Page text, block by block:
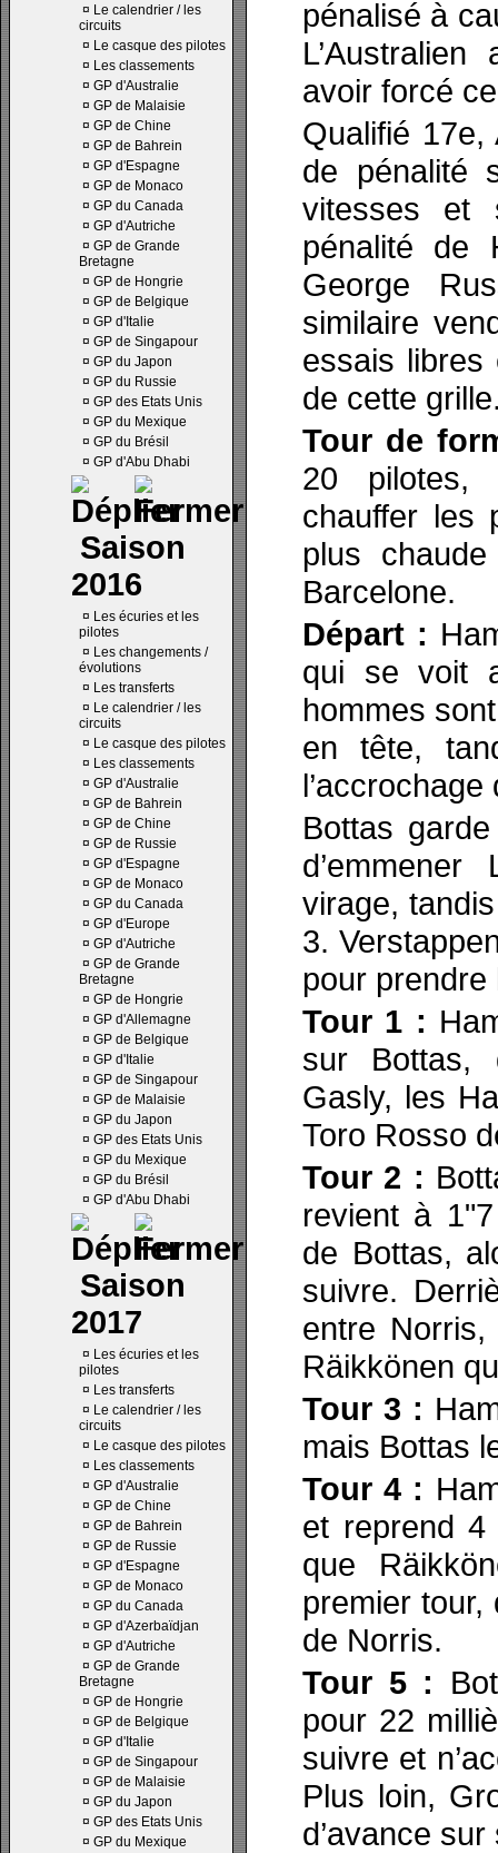
¤ Le calendrier / les
circuits
¤ Le casque des pilotes
¤ Les classements
¤ GP d'Australie
¤ GP de Malaisie
¤ GP de Chine
¤ GP de Bahrein
¤ GP d'Espagne
¤ GP de Monaco
¤ GP du Canada
¤ GP d'Autriche
¤ GP de Grande
Bretagne
¤ GP de Hongrie
¤ GP de Belgique
¤ GP d'Italie
¤ GP de Singapour
¤ GP du Japon
¤ GP du Russie
¤ GP des Etats Unis
¤ GP du Mexique
¤ GP du Brésil
¤ GP d'Abu Dhabi
Saison
2016
¤ Les écuries et les
pilotes
¤ Les changements /
évolutions
¤ Les transferts
¤ Le calendrier / les
circuits
¤ Le casque des pilotes
¤ Les classements
¤ GP d'Australie
¤ GP de Bahrein
¤ GP de Chine
¤ GP de Russie
¤ GP d'Espagne
¤ GP de Monaco
¤ GP du Canada
¤ GP d'Europe
¤ GP d'Autriche
¤ GP de Grande
Bretagne
¤ GP de Hongrie
¤ GP d'Allemagne
¤ GP de Belgique
¤ GP d'Italie
¤ GP de Singapour
¤ GP de Malaisie
¤ GP du Japon
¤ GP des Etats Unis
¤ GP du Mexique
¤ GP du Brésil
¤ GP d'Abu Dhabi
Saison
2017
¤ Les écuries et les
pilotes
¤ Les transferts
¤ Le calendrier / les
circuits
¤ Le casque des pilotes
¤ Les classements
¤ GP d'Australie
¤ GP de Chine
¤ GP de Bahrein
¤ GP de Russie
¤ GP d'Espagne
¤ GP de Monaco
¤ GP du Canada
¤ GP d'Azerbaïdjan
¤ GP d'Autriche
¤ GP de Grande
Bretagne
¤ GP de Hongrie
¤ GP de Belgique
¤ GP d'Italie
¤ GP de Singapour
¤ GP de Malaisie
¤ GP du Japon
¤ GP des Etats Unis
¤ GP du Mexique
pénalisé à
avoir forcé
Qualifié
de pénalité
vitesses et
pénalité de
George
similaire
essais libres
de cette
Tour de
20 pilotes,
chauffer les
plus
Barcelone.
Départ :
qui se voit
hommes
en tête,
l’accrochage
Bottas
virage,
3.
pour prendre
Tour 1 :
sur Bottas,
Gasly, les
Toro Rosso
Tour 2 :
revient à
de Bottas,
suivre.
entre
Räikkönen
Tour 3 :
mais Bottas
Tour 4 :
et reprend 4
que
premier tour,
de Norris.
Tour 5 :
pour 22
suivre et
Plus loin,
d’avance